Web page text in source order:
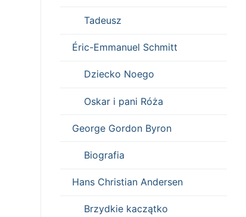
Tadeusz
Éric-Emmanuel Schmitt
Dziecko Noego
Oskar i pani Róża
George Gordon Byron
Biografia
Hans Christian Andersen
Brzydkie kaczątko